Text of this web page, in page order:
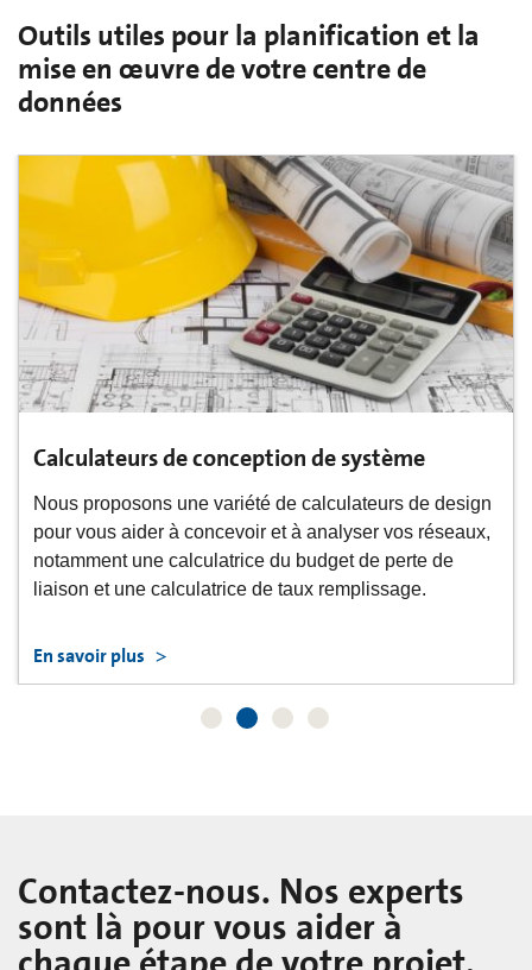
Outils utiles pour la planification et la
mise en œuvre de votre centre de
données
Calculateurs de conception de système
Nous proposons une variété de calculateurs de design
pour vous aider à concevoir et à analyser vos réseaux,
notamment une calculatrice du budget de perte de
liaison et une calculatrice de taux remplissage.
En savoir plus
Contactez-nous. Nos experts
sont là pour vous aider à